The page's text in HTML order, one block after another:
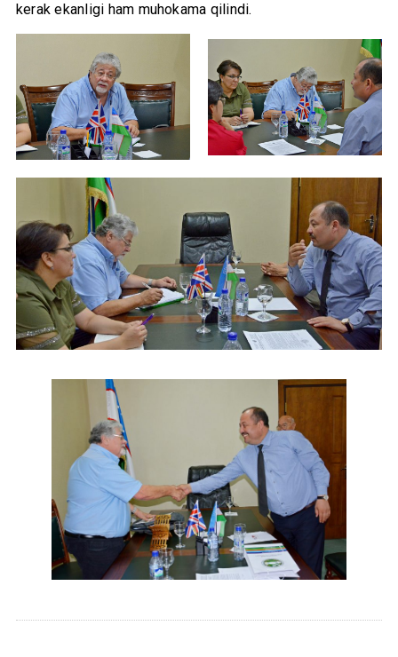
kerak ekanligi ham muhokama qilindi.